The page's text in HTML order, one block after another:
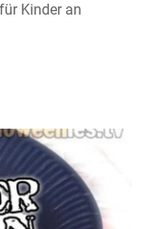
Kinder an